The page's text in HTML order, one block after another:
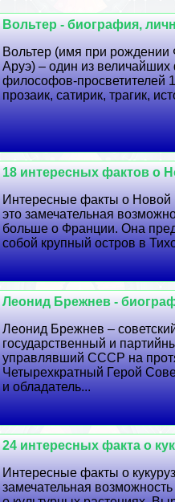
Вольтер - биография,
Вольтер (имя при
Аруэ) – один из величайших
философов-просветителей
прозаик, сатирик, трагик,
18 интересных фактов о
Интересные факты о Новой
это замечательная
больше о Франции. Она
собой крупный остров в
Леонид Брежнев -
Леонид Брежнев –
государственный и
управлявший СССР на
Четырехкратный Герой
и обладатель...
24 интересных факта о
Интересные факты о
замечательная